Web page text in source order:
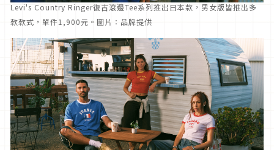
Levi's Country Ringer復古滾邊Tee系列推出日本款，男女版皆推出多
款款式，單件1,900元。圖片：品牌提供